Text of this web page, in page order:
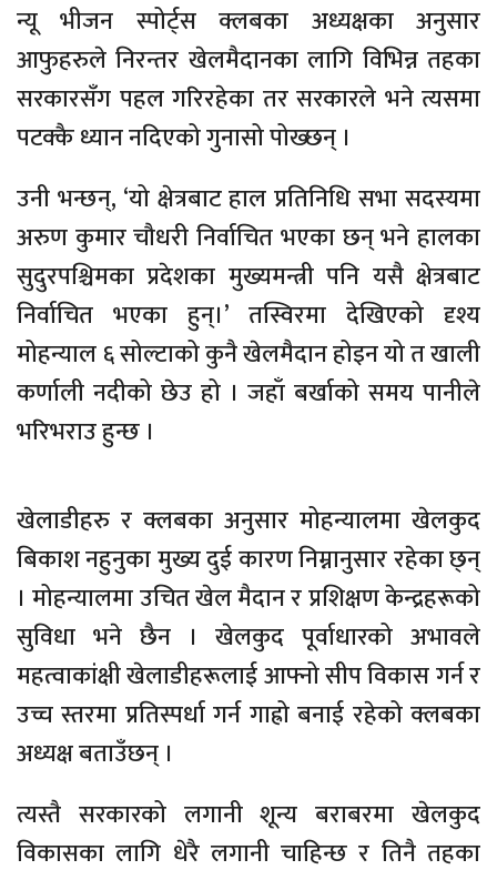
न्यू भीजन स्पोर्ट्स क्लबका अध्यक्षका अनुसार
आफुहरुले निरन्तर खेलमैदानका लागि विभिन्न तहका
सरकारसँग पहल गरिरहेका तर सरकारले भने त्यसमा
पटक्कै ध्यान नदिएको गुनासो पोख्छन् ।
उनी भन्छन्, ‘यो क्षेत्रबाट हाल प्रतिनिधि सभा सदस्यमा
अरुण कुमार चौधरी निर्वाचित भएका छन् भने हालका
सुदुरपश्चिमका प्रदेशका मुख्यमन्त्री पनि यसै क्षेत्रबाट
निर्वाचित भएका हुन्।’ तस्विरमा देखिएको दृश्य
मोहन्याल ६ सोल्टाको कुनै खेलमैदान होइन यो त खाली
कर्णाली नदीको छेउ हो । जहाँ बर्खाको समय पानीले
भरिभराउ हुन्छ ।
खेलाडीहरु र क्लबका अनुसार मोहन्यालमा खेलकुद
बिकाश नहुनुका मुख्य दुई कारण निम्नानुसार रहेका छ्न्
। मोहन्यालमा उचित खेल मैदान र प्रशिक्षण केन्द्रहरूको
सुविधा भने छैन । खेलकुद पूर्वाधारको अभावले
महत्वाकांक्षी खेलाडीहरूलाई आफ्नो सीप विकास गर्न र
उच्च स्तरमा प्रतिस्पर्धा गर्न गाह्रो बनाई रहेको क्लबका
अध्यक्ष बताउँछन् ।
त्यस्तै सरकारको लगानी शून्य बराबरमा खेलकुद
विकासका लागि धेरै लगानी चाहिन्छ र तिनै तहका